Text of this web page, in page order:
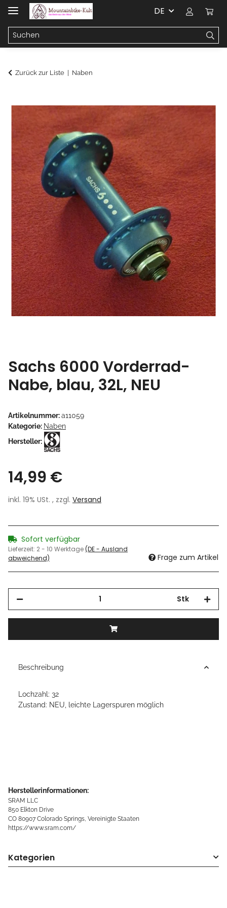
DE
Zurück zur Liste Naben
Sachs 6000 Vorderrad-
Nabe, blau, 32L, NEU
Artikelnummer:a11059
Kategorie: Naben
Hersteller:
14,99 €
inkl. 19% USt. , zzgl. Versand
Sofort verfügbar
Lieferzeit: 2 - 10 Werktage(DE - Ausland
abweichend)
Frage zum Artikel
Stk
Beschreibung
Lochzahl: 32
Zustand: NEU, leichte Lagerspuren möglich
Herstellerinformationen:
SRAM LLC
850 Elkton Drive
CO 80907 Colorado Springs, Vereinigte Staaten
https://www.sram.com/
Kategorien